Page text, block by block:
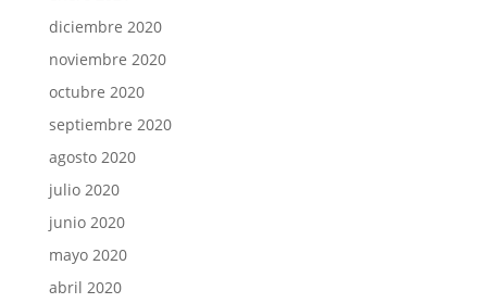
diciembre 2020
noviembre 2020
octubre 2020
septiembre 2020
agosto 2020
julio 2020
junio 2020
mayo 2020
abril 2020